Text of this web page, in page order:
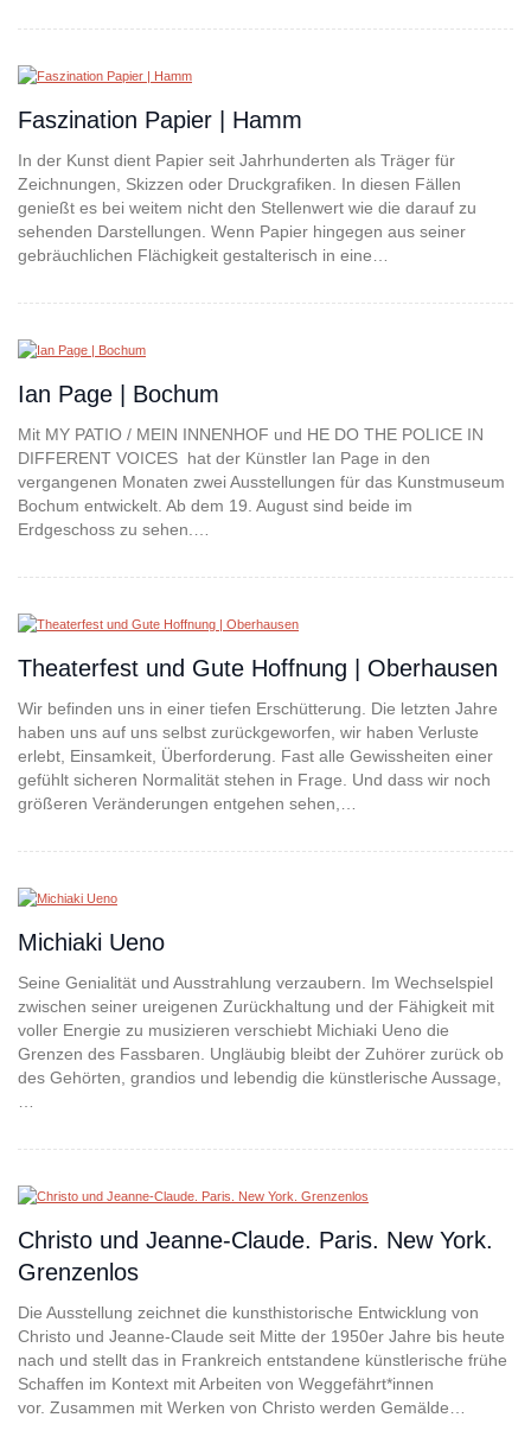
Faszination Papier | Hamm
In der Kunst dient Papier seit Jahrhunderten als Träger für
Zeichnungen, Skizzen oder Druckgrafiken. In diesen Fällen
genießt es bei weitem nicht den Stellenwert wie die darauf zu
sehenden Darstellungen. Wenn Papier hingegen aus seiner
gebräuchlichen Flächigkeit gestalterisch in eine…
Ian Page | Bochum
Mit MY PATIO / MEIN INNENHOF und HE DO THE POLICE IN
DIFFERENT VOICES hat der Künstler Ian Page in den
vergangenen Monaten zwei Ausstellungen für das Kunstmuseum
Bochum entwickelt. Ab dem 19. August sind beide im
Erdgeschoss zu sehen.…
Theaterfest und Gute Hoffnung | Oberhausen
Wir befinden uns in einer tiefen Erschütterung. Die letzten Jahre
haben uns auf uns selbst zurückgeworfen, wir haben Verluste
erlebt, Einsamkeit, Überforderung. Fast alle Gewissheiten einer
gefühlt sicheren Normalität stehen in Frage. Und dass wir noch
größeren Veränderungen entgehen sehen,…
Michiaki Ueno
Seine Genialität und Ausstrahlung verzaubern. Im Wechselspiel
zwischen seiner ureigenen Zurückhaltung und der Fähigkeit mit
voller Energie zu musizieren verschiebt Michiaki Ueno die
Grenzen des Fassbaren. Ungläubig bleibt der Zuhörer zurück ob
des Gehörten, grandios und lebendig die künstlerische Aussage,
Christo und Jeanne-Claude. Paris. New York.
Grenzenlos
Die Ausstellung zeichnet die kunsthistorische Entwicklung von
Christo und Jeanne-Claude seit Mitte der 1950er Jahre bis heute
nach und stellt das in Frankreich entstandene künstlerische frühe
Schaffen im Kontext mit Arbeiten von Weggefährt*innen
vor. Zusammen mit Werken von Christo werden Gemälde…